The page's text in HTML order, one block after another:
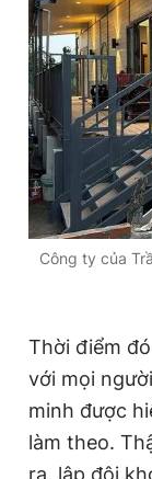
Công ty của
Thời điểm
với mọi
minh được
làm theo.